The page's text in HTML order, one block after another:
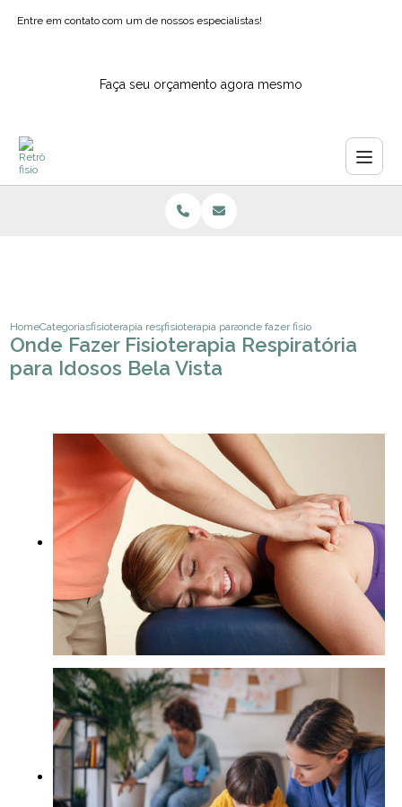
Entre em contato com um de nossos especialistas!
Faça seu orçamento agora mesmo
HomeCategoriasfisioterapia respiratoriafisioterapia para o pulmaoonde fazer fisioterapia
Onde Fazer Fisioterapia Respiratória
para Idosos Bela Vista